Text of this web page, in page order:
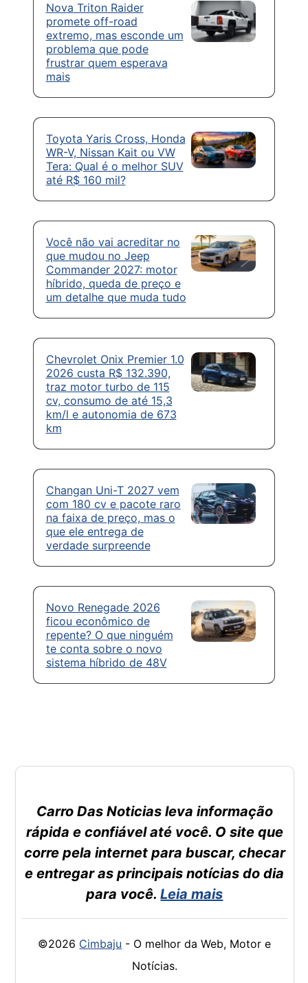
Nova Triton Raider
promete off-road
extremo, mas esconde um
problema que pode
frustrar quem esperava
mais
Toyota Yaris Cross, Honda
WR-V, Nissan Kait ou VW
Tera: Qual é o melhor SUV
até R$ 160 mil?
Você não vai acreditar no
que mudou no Jeep
Commander 2027: motor
híbrido, queda de preço e
um detalhe que muda tudo
Chevrolet Onix Premier 1.0
2026 custa R$ 132.390,
traz motor turbo de 115
cv, consumo de até 15,3
km/l e autonomia de 673
km
Changan Uni-T 2027 vem
com 180 cv e pacote raro
na faixa de preço, mas o
que ele entrega de
verdade surpreende
Novo Renegade 2026
ficou econômico de
repente? O que ninguém
te conta sobre o novo
sistema híbrido de 48V
Carro Das Noticias leva informação
rápida e confiável até você. O site que
corre pela internet para buscar, checar
e entregar as principais notícias do dia
para você.Leia mais
©2026 Cimbaju - O melhor da Web, Motor e
Notícias.